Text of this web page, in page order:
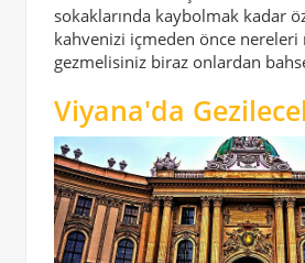
sokaklarında kaybolmak kadar
kahvenizi içmeden önce nereleri
gezmelisiniz biraz onlardan
Viyana'da